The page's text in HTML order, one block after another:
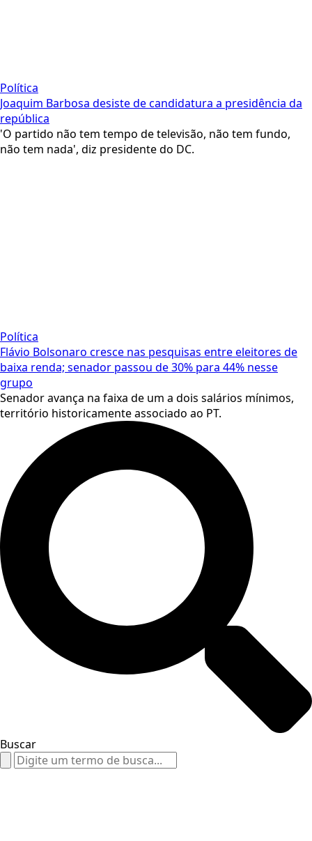
Política
Joaquim Barbosa desiste de candidatura a presidência da
república
'O partido não tem tempo de televisão, não tem fundo,
não tem nada', diz presidente do DC.
Política
Flávio Bolsonaro cresce nas pesquisas entre eleitores de
baixa renda; senador passou de 30% para 44% nesse
grupo
Senador avança na faixa de um a dois salários mínimos,
território historicamente associado ao PT.
Buscar
Search
for: